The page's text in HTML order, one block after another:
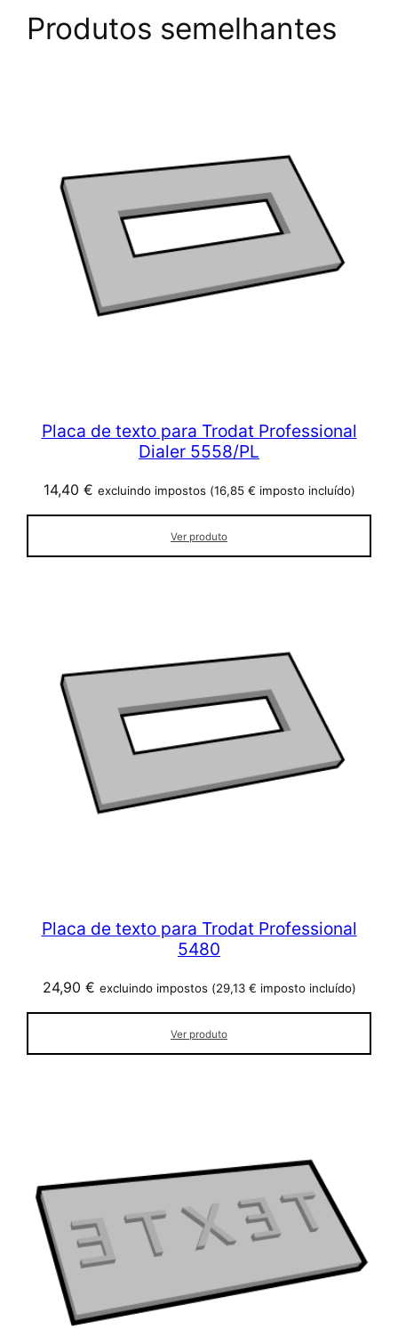
Produtos semelhantes
Placa de texto para Trodat Professional
Dialer 5558/PL
14,40 € excluindo impostos (16,85 € imposto incluído)
Ver produto
Placa de texto para Trodat Professional
5480
24,90 € excluindo impostos (29,13 € imposto incluído)
Ver produto